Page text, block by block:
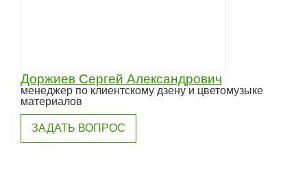
Доржиев Сергей Александрович
менеджер по клиентскому дзену и цветомузыке
материалов
ЗАДАТЬ ВОПРОС